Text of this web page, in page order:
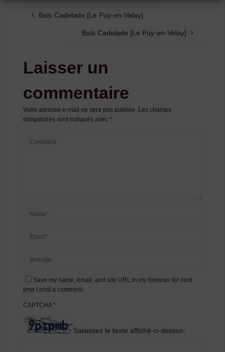
Bals Cadelade [Le Puy-en-Velay]
Bals Cadelade [Le Puy-en-Velay]
Laisser un
commentaire
Votre adresse e-mail ne sera pas publiée. Les champs
obligatoires sont indiqués avec *
Save my name, email, and site URL in my browser for next
time I post a comment.
CAPTCHA*
Saisissez le texte affiché ci-dessus: